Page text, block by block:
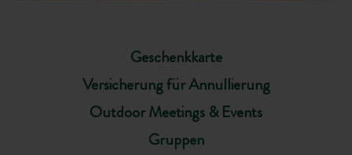
Geschenkkarte
Versicherung für Annullierung
Outdoor Meetings & Events
Gruppen